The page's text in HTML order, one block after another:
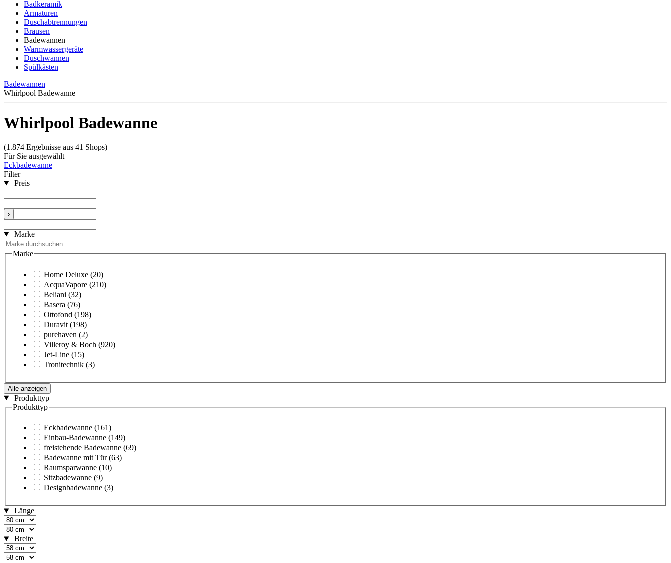
Badkeramik
Armaturen
Duschabtrennungen
Brausen
Badewannen
Warmwassergeräte
Duschwannen
Spülkästen
Badewannen
Whirlpool Badewanne
Whirlpool Badewanne
(1.874 Ergebnisse aus 41 Shops)
Für Sie ausgewählt
Eckbadewanne
Filter
Preis
›
Marke
Marke
Home Deluxe (20)
AcquaVapore (210)
Beliani (32)
Basera (76)
Ottofond (198)
Duravit (198)
purehaven (2)
Villeroy & Boch (920)
Jet-Line (15)
Tronitechnik (3)
Alle anzeigen
Produkttyp
Produkttyp
Eckbadewanne (161)
Einbau-Badewanne (149)
freistehende Badewanne (69)
Badewanne mit Tür (63)
Raumsparwanne (10)
Sitzbadewanne (9)
Designbadewanne (3)
Länge
Breite